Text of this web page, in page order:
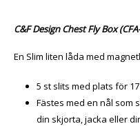
C&F Design Chest Fly Box
En Slim liten låda med
5 st slits med plats för
Fästes med en nål som
din skjorta, jacka eller